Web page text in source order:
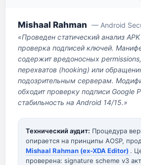
Mishaal Rahman — Android
«Проведен статический анализ
проверка подписей ключей.
содержит вредоносных
перехватов (hooking) или
подозрительным серверам.
обходит проверку подписи Google
стабильность на Android 14/15.»
Технический аудит: Процедура
опирается на принципы AOSP,
Mishaal Rahman (ex-XDA Editor) .
проверена: signature scheme v3